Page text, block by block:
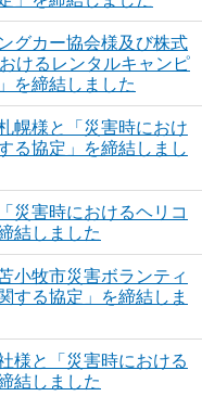
グカー協会様及び株式
けるレンタルキャンピ
を締結しました
幌様と「災害時におけ
る協定」を締結しまし
災害時におけるヘリコ
結しました
小牧市災害ボランティ
する協定」を締結しま
様と「災害時における
結しました